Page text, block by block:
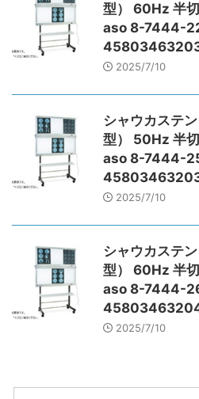
型） 60Hz 半
aso 8-7444-
2025/7/10
シャウカステ
型） 50Hz 半
aso 8-7444-
2025/7/10
シャウカステ
型） 60Hz 半
aso 8-7444-
2025/7/10